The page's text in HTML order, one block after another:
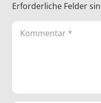
Erforderliche Felder